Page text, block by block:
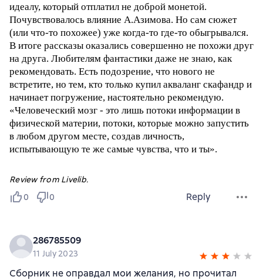
идеалу, который отплатил не доброй монетой.
Почувствовалось влияние А.Азимова. Но сам сюжет
(или что-то похожее) уже когда-то где-то обыгрывался.
В итоге рассказы оказались совершенно не похожи друг
на друга. Любителям фантастики даже не знаю, как
рекомендовать. Есть подозрение, что нового не
встретите, но тем, кто только купил акваланг скафандр и
начинает погружение, настоятельно рекомендую.
«Человеческий мозг - это лишь потоки информации в
физической материи, потоки, которые можно запустить
в любом другом месте, создав личность,
испытывающую те же самые чувства, что и ты».
Review from Livelib.
0
0 Reply
286785509
11 July 2023
Сборник не оправдал мои желания, но прочитал